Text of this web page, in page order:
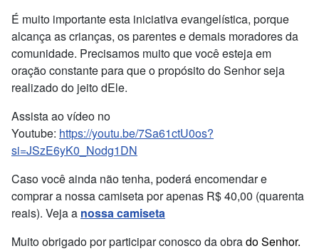
É muito importante esta iniciativa evangelística, porque
alcança as crianças, os parentes e demais moradores da
comunidade. Precisamos muito que você esteja em
oração constante para que o propósito do Senhor seja
realizado do jeito dEle.
Assista ao vídeo no
Youtube: https://youtu.be/7Sa61ctU0os?
si=JSzE6yK0_Nodg1DN
Caso você ainda não tenha, poderá encomendar e
comprar a nossa camiseta por apenas R$ 40,00 (quarenta
reais). Veja a nossa camiseta
Muito obrigado por participar conosco da obrado Senhor.